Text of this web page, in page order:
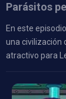
Parásitos
En este
una civilización
atractivo para